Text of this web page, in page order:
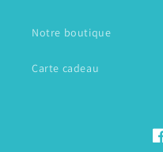
Notre boutique
Carte cadeau